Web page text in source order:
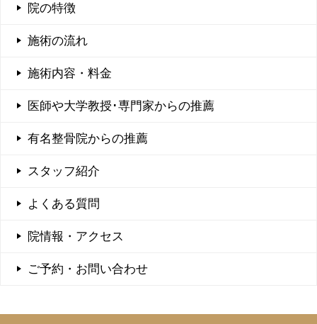
院の特徴
施術の流れ
施術内容・料金
医師や大学教授･専門家からの推薦
有名整骨院からの推薦
スタッフ紹介
よくある質問
院情報・アクセス
ご予約・お問い合わせ